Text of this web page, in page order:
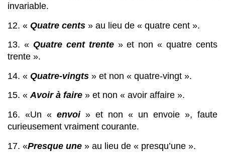
invariable.
12. « Quatre cents » au lieu de « quatre cent ».
13. « Quatre cent trente » et non « quatre cents
trente ».
14. « Quatre-vingts » et non « quatre-vingt ».
15. « Avoir à faire » et non « avoir affaire ».
16. «Un « envoi » et non « un envoie », faute
curieusement vraiment courante.
17. «Presque une » au lieu de « presqu’une ».